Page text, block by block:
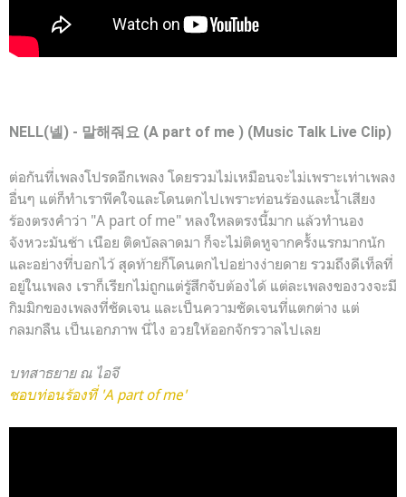
NELL(넬) - 말해줘요 (A part of me ) (Music Talk Live Clip)
ต่อกันที่เพลงโปรดอีกเพลง โดยรวมไม่เหมือนจะไม่เพราะเท่าเพลง
อื่นๆ แต่ก็ทำเราพีคใจและโดนตกไปเพราะท่อนร้องและน้ำเสียง
ร้องตรงคำว่า "A part of me" หลงใหลตรงนี้มาก แล้วทำนอง
จังหวะมันช้า เนือย ติดบัลลาดมา ก็จะไม่ติดหูจากครั้งแรกมากนัก
และอย่างที่บอกไว้ สุดท้ายก็โดนตกไปอย่างง่ายดาย รวมถึงดีเท็ลที่
อยู่ในเพลง เราก็เรียกไม่ถูกแต่รู้สึกจับต้องได้ แต่ละเพลงของวงจะมี
กิมมิกของเพลงที่ชัดเจน และเป็นความชัดเจนที่แตกต่าง แต่
กลมกลืน เป็นเอกภาพ นี่ไง อวยให้ออกจักรวาลไปเลย
บทสาธยาย ณ ไอจี
ชอบท่อนร้องที่ 'A part of me'